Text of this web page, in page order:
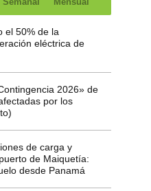
el 50% de la
eléctrica de
2026» de
por los
de carga y
de Maiquetía:
desde Panamá